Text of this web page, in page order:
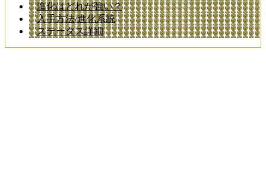
進化はどれが強い？
入手方法/進化系統
ステータス詳細